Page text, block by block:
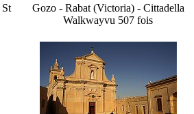
Gozo - Rabat (Victoria) - Cittadella
Walkwayvu 507 fois